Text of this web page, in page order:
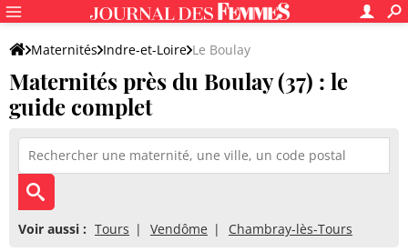
Maternités Indre-et-Loire Le Boulay
Maternités près du Boulay (37) : le
guide complet
Voir aussi : Tours Vendôme Chambray-lès-Tours